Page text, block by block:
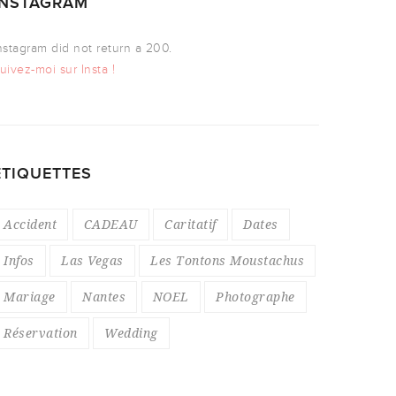
did not return a 200.
moi sur Insta !
Accident CADEAU Caritatif Dates
Infos Las Vegas Les Tontons Moustachus
Mariage Nantes NOEL Photographe
Réservation Wedding